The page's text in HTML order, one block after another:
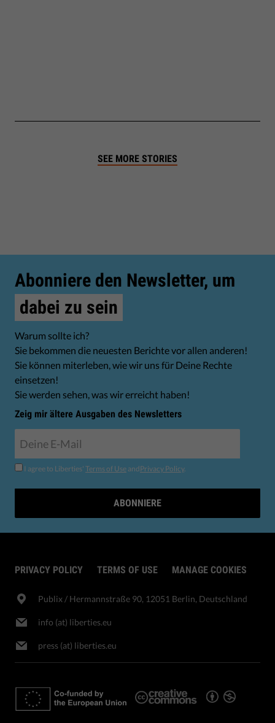
SEE MORE STORIES
Abonniere den Newsletter, um
dabei zu sein
Warum sollte ich?
Sie bekommen die neuesten Berichte vor allen anderen!
Sie können miterleben, wie wir uns für Deine Rechte
einsetzen!
Sie werden sehen, was wir erreicht haben!
Zeig mir ältere Ausgaben des Newsletters
I agree to Liberties' Terms of Use andPrivacy Policy.
ABONNIERE
PRIVACY POLICY TERMS OF USE MANAGE COOKIES
Publix​ / Hermannstraße 90, 12051 Berlin, Deutschland
info (at) liberties.eu
press (at) liberties.eu